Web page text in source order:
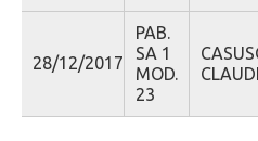
28/12/2017
PAB.
SA 1
MOD.
23